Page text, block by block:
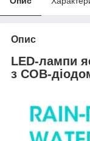
Опис
LED-лампи
з COB-